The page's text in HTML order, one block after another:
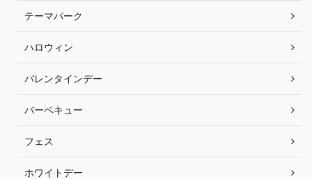
テーマパーク
ハロウィン
バレンタインデー
バーベキュー
フェス
ホワイトデー